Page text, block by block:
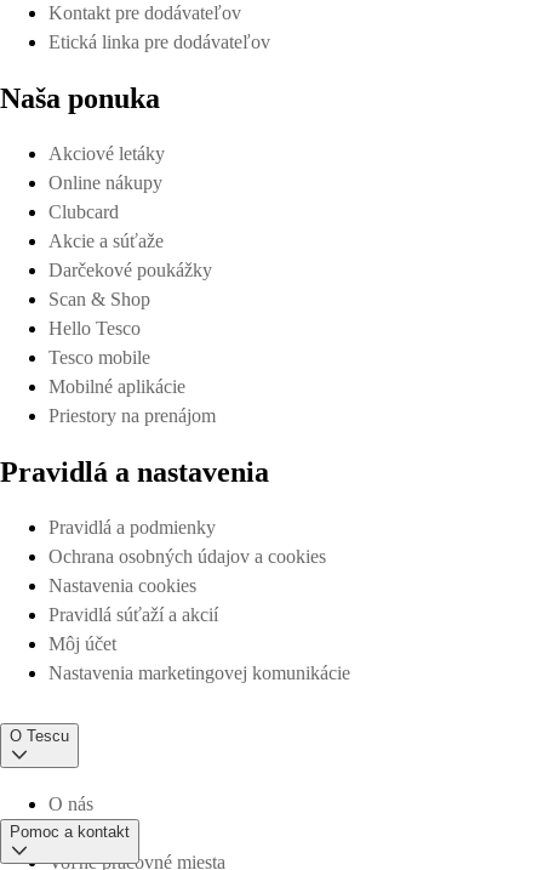
Kontakt pre dodávateľov
Etická linka pre dodávateľov
Naša ponuka
Akciové letáky
Online nákupy
Clubcard
Akcie a súťaže
Darčekové poukážky
Scan & Shop
Hello Tesco
Tesco mobile
Mobilné aplikácie
Priestory na prenájom
Pravidlá a nastavenia
Pravidlá a podmienky
Ochrana osobných údajov a cookies
Nastavenia cookies
Pravidlá súťaží a akcií
Môj účet
Nastavenia marketingovej komunikácie
O Tescu
O nás
Voľné pracovné miesta
Pomoc a kontakt